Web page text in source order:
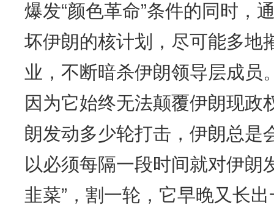
爆发“颜色革命”条件的同时，
坏伊朗的核计划，尽可能多地
业，不断暗杀伊朗领导层成员
因为它始终无法颠覆伊朗现政
朗发动多少轮打击，伊朗总是
以必须每隔一段时间就对伊朗
韭菜”，割一轮，它早晚又长